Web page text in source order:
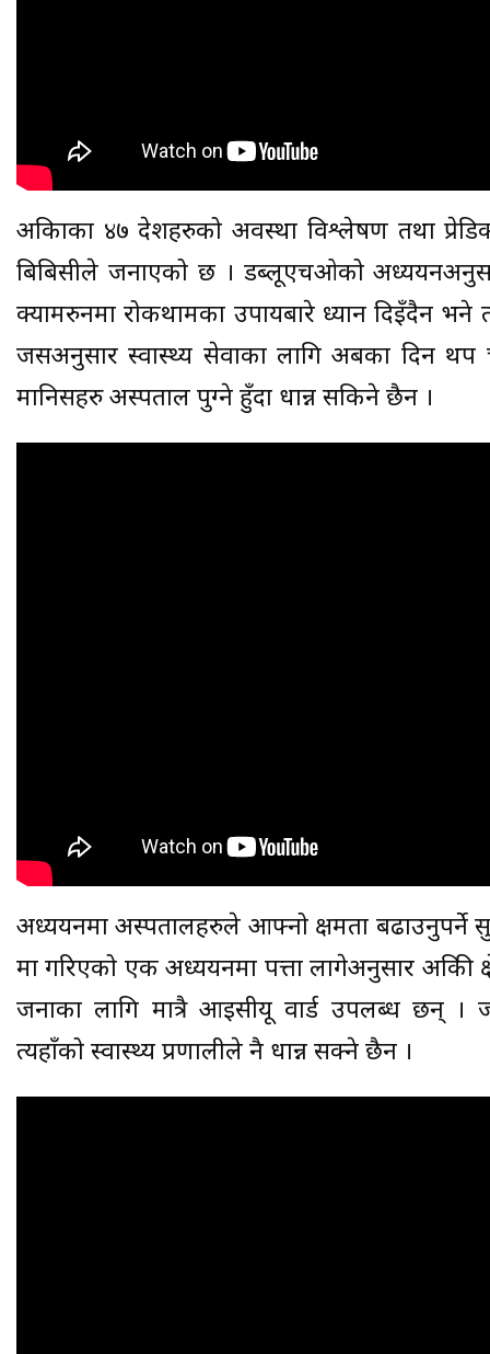
अफ्रिकाका ४७ देशहरुको अवस्था विश्लेषण तथा
बिबिसीले जनाएको छ । डब्लूएचओको
क्यामरुनमा रोकथामका उपायबारे ध्यान दिइँदैन
जसअनुसार स्वास्थ्य सेवाका लागि अबका दिन थप
मानिसहरु अस्पताल पुग्ने हुँदा धान्न सकिने छैन ।
अध्ययनमा अस्पतालहरुले आफ्नो क्षमता बढाउनुपर्ने
मा गरिएको एक अध्ययनमा पत्ता लागेअनुसार
जनाका लागि मात्रै आइसीयू वार्ड उपलब्ध छन्
त्यहाँको स्वास्थ्य प्रणालीले नै धान्न सक्ने छैन ।